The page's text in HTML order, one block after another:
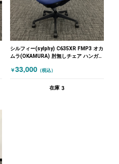
シルフィー(sylphy) C635XR FMP3 オカ
ムラ(OKAMURA) 肘無しチェア ハンガー
￥33,000 （税込）
在庫 3